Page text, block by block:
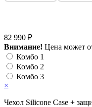
82 990 ₽
Внимание! Цена может
Комбо 1
Комбо 2
Комбо 3
×
Чехол Silicone Case +